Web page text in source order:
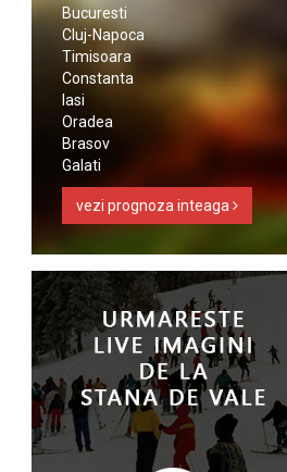
Bucuresti
Cluj-Napoca
Timisoara
Constanta
Iasi
Oradea
Brasov
Galati
vezi prognoza inteaga